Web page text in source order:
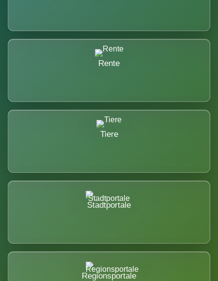
Rente
Tiere
Stadtportale
Regionsportale